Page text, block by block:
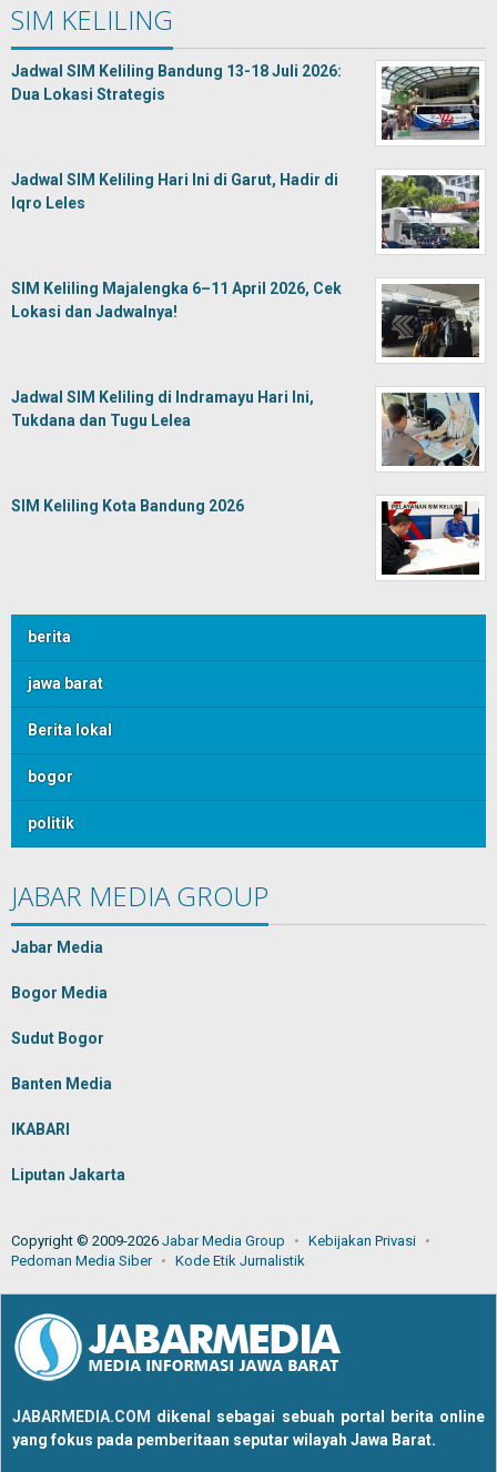
SIM KELILING
Jadwal SIM Keliling Bandung 13-18 Juli 2026:
Dua Lokasi Strategis
Jadwal SIM Keliling Hari Ini di Garut, Hadir di
Iqro Leles
SIM Keliling Majalengka 6–11 April 2026, Cek
Lokasi dan Jadwalnya!
Jadwal SIM Keliling di Indramayu Hari Ini,
Tukdana dan Tugu Lelea
SIM Keliling Kota Bandung 2026
berita
jawa barat
Berita lokal
bogor
politik
JABAR MEDIA GROUP
Jabar Media
Bogor Media
Sudut Bogor
Banten Media
IKABARI
Liputan Jakarta
Copyright © 2009-2026 Jabar Media Group
Kebijakan Privasi
Pedoman Media Siber
Kode Etik Jurnalistik
JABARMEDIA.COM dikenal sebagai sebuah portal berita online
yang fokus pada pemberitaan seputar wilayah Jawa Barat.